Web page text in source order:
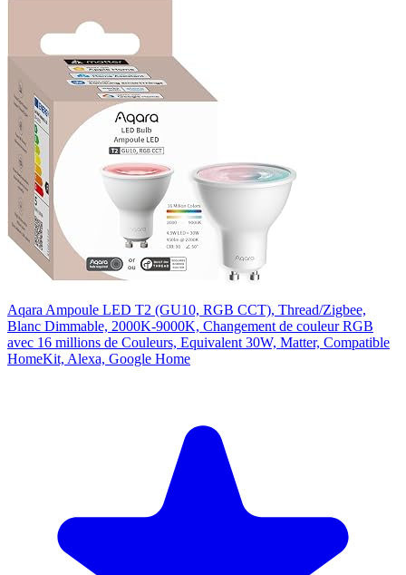
Aqara Ampoule LED T2 (GU10, RGB CCT), Thread/Zigbee,
Blanc Dimmable, 2000K-9000K, Changement de couleur RGB
avec 16 millions de Couleurs, Equivalent 30W, Matter, Compatible
HomeKit, Alexa, Google Home